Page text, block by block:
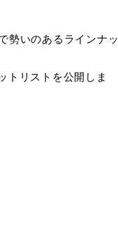
勢いのあるラインナッ
トリストを公開しま